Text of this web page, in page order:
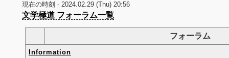
現在の時刻 - 2024.02.29 (Thu) 20:56
文学極道 フォーラム一覧
フォーラム
Information